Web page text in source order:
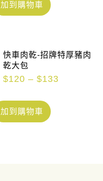
加到購物車
快車肉乾-招牌特厚豬肉
乾大包
$120 – $133
加到購物車